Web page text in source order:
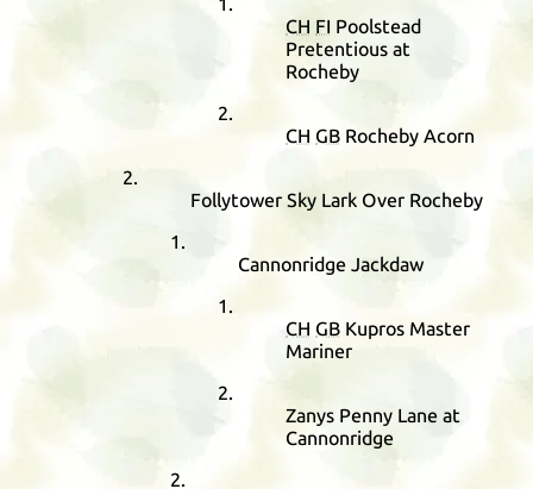
CH FI Poolstead
Pretentious at
Rocheby
CH GB Rocheby Acorn
Follytower Sky Lark Over Rocheby
Cannonridge Jackdaw
CH GB Kupros Master
Mariner
Zanys Penny Lane at
Cannonridge